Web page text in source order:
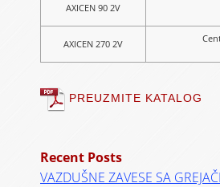
AXICEN 90 2V
AXICEN 270 2V
PREUZMITE KATALOG
Recent Posts
VAZDUŠNE ZAVESE SA